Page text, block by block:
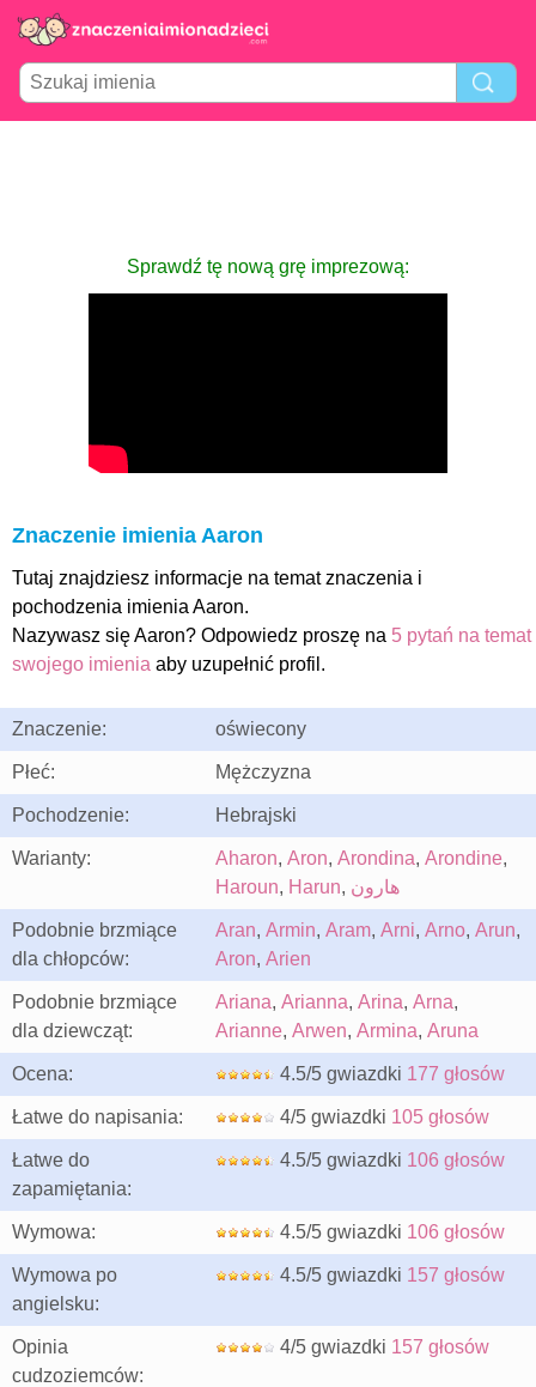
Sprawdź tę nową grę imprezową:
Znaczenie imienia Aaron
Tutaj znajdziesz informacje na temat znaczenia i
pochodzenia imienia Aaron.
Nazywasz się Aaron? Odpowiedz proszę na 5 pytań na temat
swojego imienia aby uzupełnić profil.
Znaczenie: oświecony
Płeć: Mężczyzna
Pochodzenie: Hebrajski
Warianty: Aharon, Aron, Arondina, Arondine,
Haroun, Harun, هارون
Podobnie brzmiące
dla chłopców:
Aran, Armin, Aram, Arni, Arno, Arun,
Aron, Arien
Podobnie brzmiące
dla dziewcząt:
Ariana, Arianna, Arina, Arna,
Arianne, Arwen, Armina, Aruna
Ocena: 4.5/5 gwiazdki 177 głosów
Łatwe do napisania: 4/5 gwiazdki 105 głosów
Łatwe do
zapamiętania:
4.5/5 gwiazdki 106 głosów
Wymowa: 4.5/5 gwiazdki 106 głosów
Wymowa po
angielsku:
4.5/5 gwiazdki 157 głosów
Opinia
cudzoziemców:
4/5 gwiazdki 157 głosów